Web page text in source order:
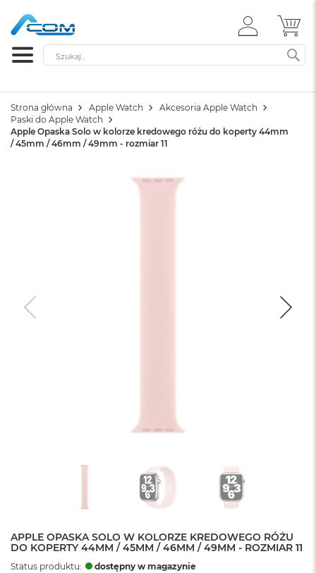
ZALOGUJ
SIĘ
Szukaj
Strona główna Apple Watch
Akcesoria Apple Watch
Paski do Apple Watch
Apple Opaska Solo w kolorze kredowego różu do koperty 44mm
/ 45mm / 46mm / 49mm - rozmiar 11
APPLE OPASKA SOLO W KOLORZE KREDOWEGO RÓŻU
DO KOPERTY 44MM / 45MM / 46MM / 49MM - ROZMIAR 11
Status produktu:
dostępny w magazynie